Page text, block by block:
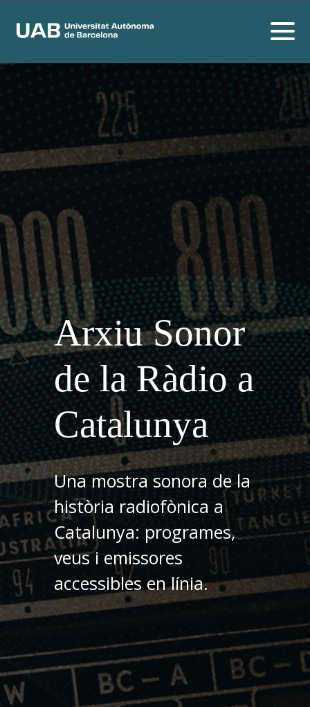
Arxiu Sonor
de la Ràdio a
Catalunya
Una mostra sonora de la
història radiofònica a
Catalunya: programes,
veus i emissores
accessibles en línia.